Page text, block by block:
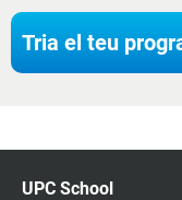
Tria el teu
UPC School